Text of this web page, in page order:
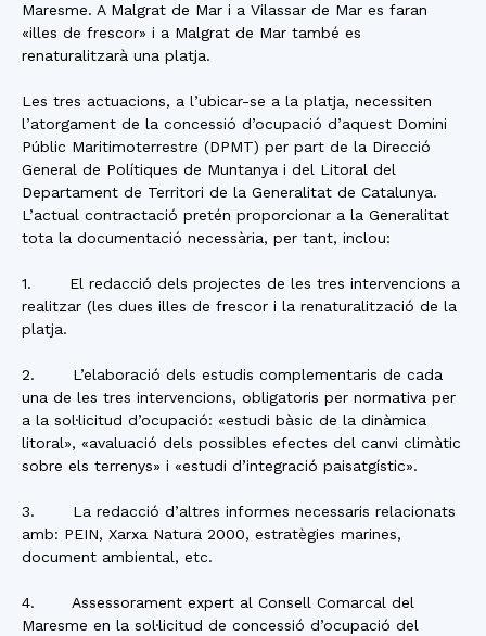
Maresme. A Malgrat de Mar i a Vilassar de Mar es faran
«illes de frescor» i a Malgrat de Mar també es
renaturalitzarà una platja.
Les tres actuacions, a l’ubicar-se a la platja, necessiten
l’atorgament de la concessió d’ocupació d’aquest Domini
Públic Maritimoterrestre (DPMT) per part de la Direcció
General de Polítiques de Muntanya i del Litoral del
Departament de Territori de la Generalitat de Catalunya.
L’actual contractació pretén proporcionar a la Generalitat
tota la documentació necessària, per tant, inclou:
1. El redacció dels projectes de les tres intervencions a
realitzar (les dues illes de frescor i la renaturalització de la
platja.
2. L’elaboració dels estudis complementaris de cada
una de les tres intervencions, obligatoris per normativa per
a la sol·licitud d’ocupació: «estudi bàsic de la dinàmica
litoral», «avaluació dels possibles efectes del canvi climàtic
sobre els terrenys» i «estudi d’integració paisatgístic».
3. La redacció d’altres informes necessaris relacionats
amb: PEIN, Xarxa Natura 2000, estratègies marines,
document ambiental, etc.
4. Assessorament expert al Consell Comarcal del
Maresme en la sol·licitud de concessió d’ocupació del